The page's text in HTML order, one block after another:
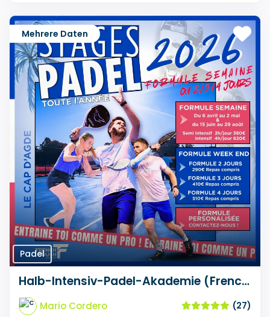
Mehrere Daten
Padel
Halb-Intensiv-Padel-Akademie (French Touch)
Mario Cordero
(27)